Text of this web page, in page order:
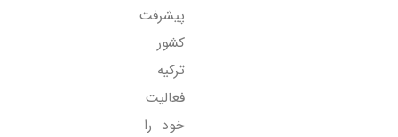
پیشرفت
کشور
ترکیه
فعالیت
خود را